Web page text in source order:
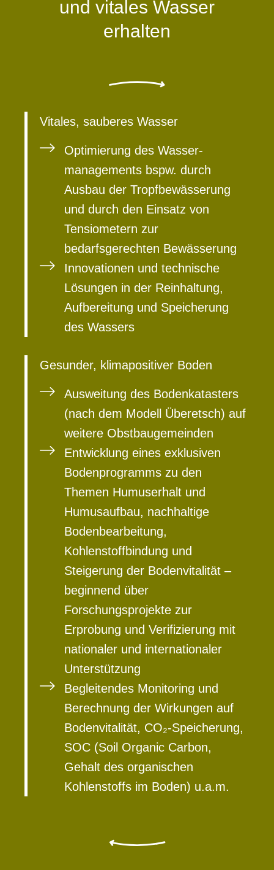
und vitales Wasser
erhalten
Vitales, sauberes Wasser
Optimierung des Wasser-
managements bspw. durch
Ausbau der Tropfbewässerung
und durch den Einsatz von
Tensiometern zur
bedarfsgerechten Bewässerung
Innovationen und technische
Lösungen in der Reinhaltung,
Aufbereitung und Speicherung
des Wassers
Gesunder, klimapositiver Boden
Ausweitung des Bodenkatasters
(nach dem Modell Überetsch) auf
weitere Obstbaugemeinden
Entwicklung eines exklusiven
Bodenprogramms zu den
Themen Humuserhalt und
Humusaufbau, nachhaltige
Bodenbearbeitung,
Kohlenstoffbindung und
Steigerung der Bodenvitalität –
beginnend über
Forschungsprojekte zur
Erprobung und Verifizierung mit
nationaler und internationaler
Unterstützung
Begleitendes Monitoring und
Berechnung der Wirkungen auf
Bodenvitalität, CO₂-Speicherung,
SOC (Soil Organic Carbon,
Gehalt des organischen
Kohlenstoffs im Boden) u.a.m.